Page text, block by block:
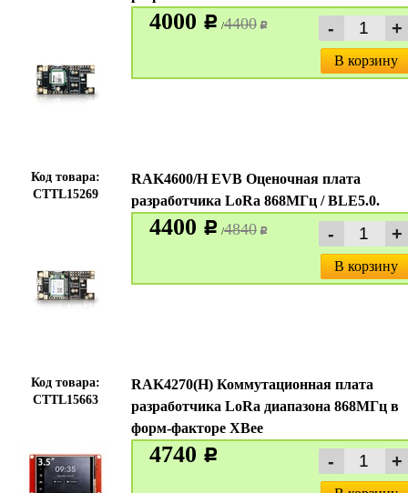
4000 c /4400 c
В корзину
Код товара:
CTTL15269
RAK4600/H EVB Оценочная плата
разработчика LoRa 868МГц / BLE5.0.
4400 c /4840 c
В корзину
Код товара:
CTTL15663
RAK4270(H) Коммутационная плата
разработчика LoRa диапазона 868МГц в
форм-факторе XBee
4740 c